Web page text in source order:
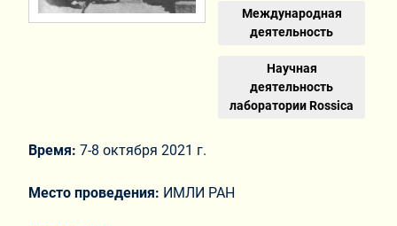
Международная
деятельность
Научная
деятельность
лаборатории Rossica
Время: 7-8 октября 2021 г.
Место проведения: ИМЛИ РАН